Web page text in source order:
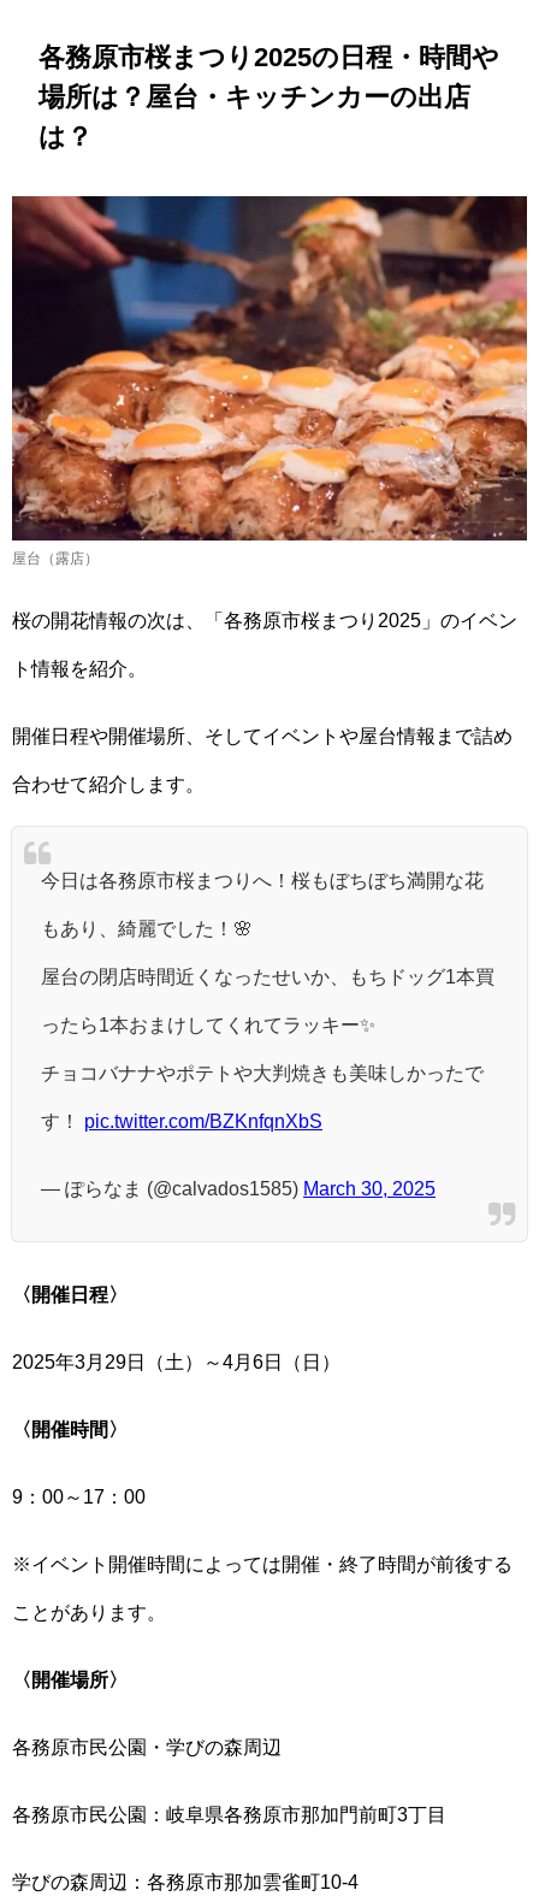
各務原市桜まつり2025の日程・時間や
場所は？屋台・キッチンカーの出店
は？
屋台（露店）
桜の開花情報の次は、「各務原市桜まつり2025」のイベン
ト情報を紹介。
開催日程や開催場所、そしてイベントや屋台情報まで詰め
合わせて紹介します。
今日は各務原市桜まつりへ！桜もぼちぼち満開な花
もあり、綺麗でした！🌸
屋台の閉店時間近くなったせいか、もちドッグ1本買
ったら1本おまけしてくれてラッキー✨
チョコバナナやポテトや大判焼きも美味しかったで
す！ pic.twitter.com/BZKnfqnXbS
— ぽらなま (@calvados1585) March 30, 2025
〈開催日程〉
2025年3月29日（土）～4月6日（日）
〈開催時間〉
9：00～17：00
※イベント開催時間によっては開催・終了時間が前後する
ことがあります。
〈開催場所〉
各務原市民公園・学びの森周辺
各務原市民公園：岐阜県各務原市那加門前町3丁目
学びの森周辺：各務原市那加雲雀町10-4